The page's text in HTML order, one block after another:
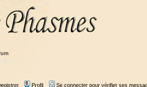
Profil Se connecter pour vérifier ses